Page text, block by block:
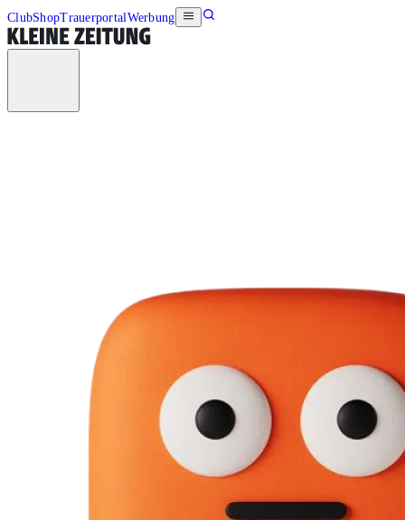
ClubShopTrauerportalWerbung